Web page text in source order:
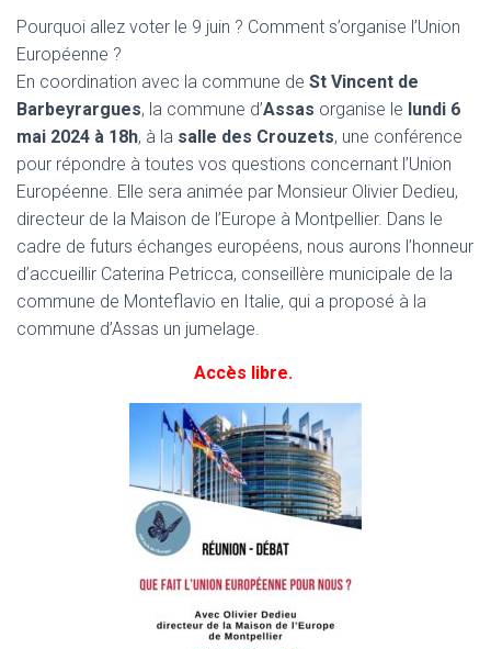
Pourquoi allez voter le 9 juin ? Comment s’organise l’Union
Européenne ?
En coordination avec la commune de St Vincent de
Barbeyrargues, la commune d’Assas organise le lundi 6
mai 2024 à 18h, à la salle des Crouzets, une conférence
pour répondre à toutes vos questions concernant l’Union
Européenne. Elle sera animée par Monsieur Olivier Dedieu,
directeur de la Maison de l’Europe à Montpellier. Dans le
cadre de futurs échanges européens, nous aurons l’honneur
d’accueillir Caterina Petricca, conseillère municipale de la
commune de Monteflavio en Italie, qui a proposé à la
commune d’Assas un jumelage.
Accès libre.